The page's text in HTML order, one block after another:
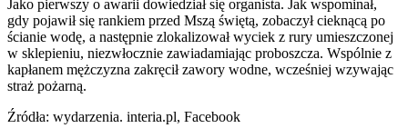
Jako pierwszy o awarii dowiedział się organista. Jak wspominał,
gdy pojawił się rankiem przed Mszą świętą, zobaczył cieknącą po
ścianie wodę, a następnie zlokalizował wyciek z rury umieszczonej
w sklepieniu, niezwłocznie zawiadamiając proboszcza. Wspólnie z
kapłanem mężczyzna zakręcił zawory wodne, wcześniej wzywając
straż pożarną.
Źródła: wydarzenia. interia.pl, Facebook